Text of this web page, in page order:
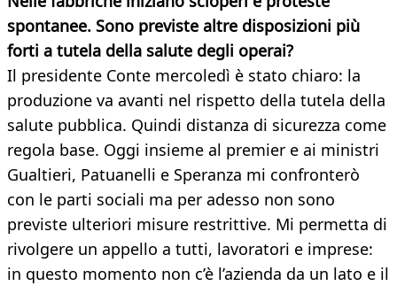
spontanee. Sono previste altre disposizioni più
forti a tutela della salute degli operai?
Il presidente Conte mercoledì è stato chiaro: la
produzione va avanti nel rispetto della tutela della
salute pubblica. Quindi distanza di sicurezza come
regola base. Oggi insieme al premier e ai ministri
Gualtieri, Patuanelli e Speranza mi confronterò
con le parti sociali ma per adesso non sono
previste ulteriori misure restrittive. Mi permetta di
rivolgere un appello a tutti, lavoratori e imprese:
in questo momento non c’è l’azienda da un lato e il